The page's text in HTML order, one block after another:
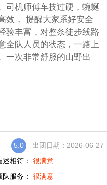
司机师傅车技过硬，蜿蜒
效， 提醒大家系好安全
验丰富，对整条徒步线路
全队人员的状态，一路上
一次非常舒服的山野出
5.0
出团日期：2026-06-27
述相符： 很满意
队服务： 很满意